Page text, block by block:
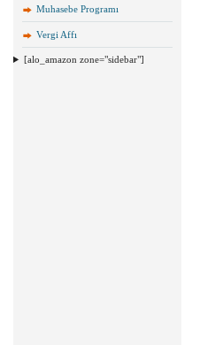
Muhasebe Programı
Vergi Affı
[alo_amazon zone="sidebar"]